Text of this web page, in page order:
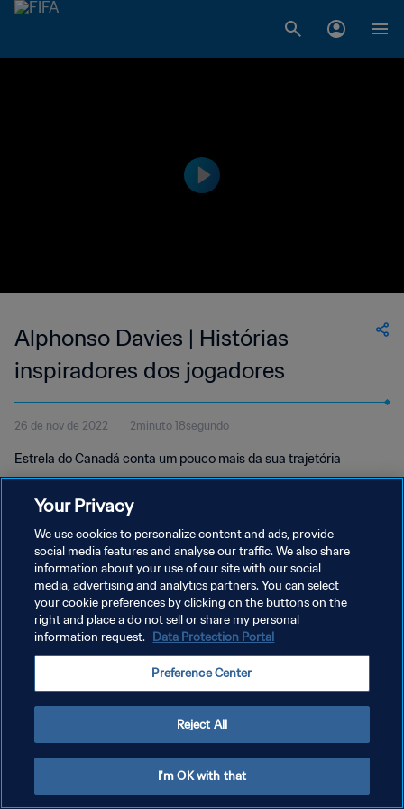
Alphonso Davies | Histórias
inspiradores dos jogadores
26 de nov de 2022 2minuto 18segundo
Estrela do Canadá conta um pouco mais da sua trajetória
POLÍTICA DE PRIVACIDADE
TERMOS DE SERVIÇO
Copyright © 1994-2026 FIFA. Todos os direitos reservados.
Your Privacy
We use cookies to personalize content and ads, provide
social media features and analyse our traffic. We also share
information about your use of our site with our social
media, advertising and analytics partners. You can select
your cookie preferences by clicking on the buttons on the
right and place a do not sell or share my personal
information request. Data Protection Portal
Preference Center
Reject All
I'm OK with that